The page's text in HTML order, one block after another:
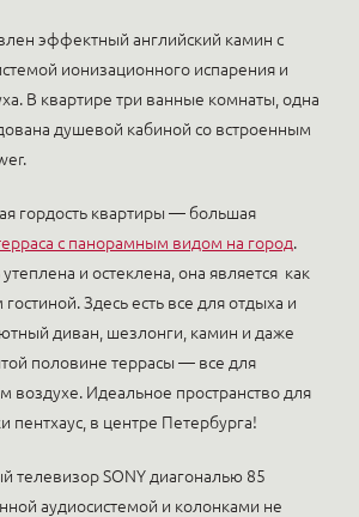
эффектный английский камин с
ионизационного испарения и
В квартире три ванные комнаты, одна
душевой кабиной со встроенным
гордость квартиры — большая
с панорамным видом на город.
и остеклена, она является как
Здесь есть все для отдыха и
диван, шезлонги, камин и даже
половине террасы — все для
воздухе. Идеальное пространство для
пентхаус, в центре Петербурга!
SONY диагональю 85
аудиосистемой и колонками не